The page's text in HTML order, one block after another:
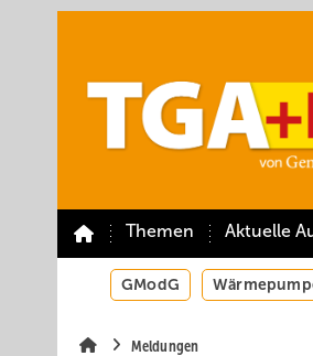
Themen Aktuelle
GModG
Meldungen